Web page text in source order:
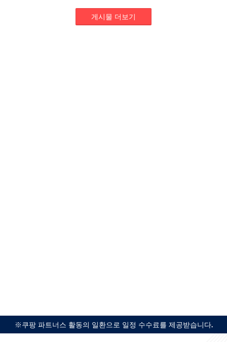
게시물 더보기
※쿠팡 파트너스 활동의 일환으로 일정 수수료를 제공받습니다.